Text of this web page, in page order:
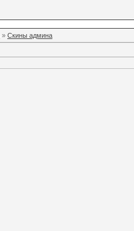
» Скины админа